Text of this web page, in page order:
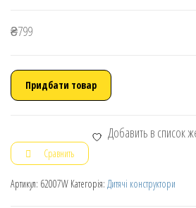
₴799
Придбати товар
Добавить в список
Сравнить
Артикул: 62007W Категорія: Дитячі конструктори